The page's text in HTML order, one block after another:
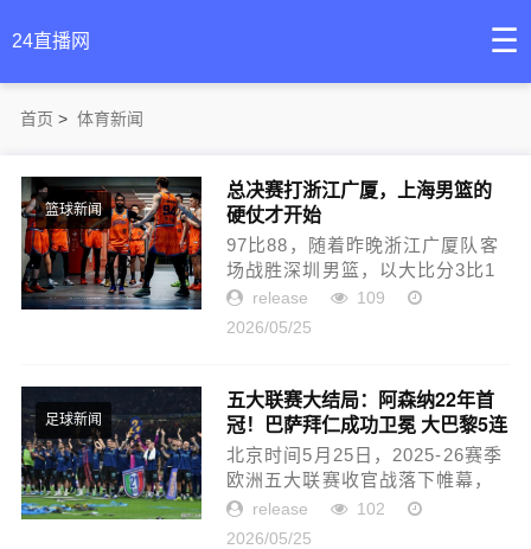
24直播网 ☰
首页 > 体育新闻
篮球新闻
总决赛打浙江广厦，上海男篮的
硬仗才开始
97比88，随着昨晚浙江广厦队客
场战胜深圳男篮，以大比分3比1
淘汰对手，上海久事男篮的CBA
总决赛对手就此确定，两队将于5
再...
release
109
2026/05/25
足球新闻
五大联赛大结局：阿森纳22年首
冠！巴萨拜仁成功卫冕 大巴黎5连
冠
北京时间5月25日，2025-26赛季
欧洲五大联赛收官战落下帷幕，
本赛季既有传统豪门的统治延
续，也有新锐力量的突围惊艳，
release
102
2026/05/25